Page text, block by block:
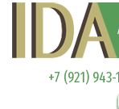
+7 (921)